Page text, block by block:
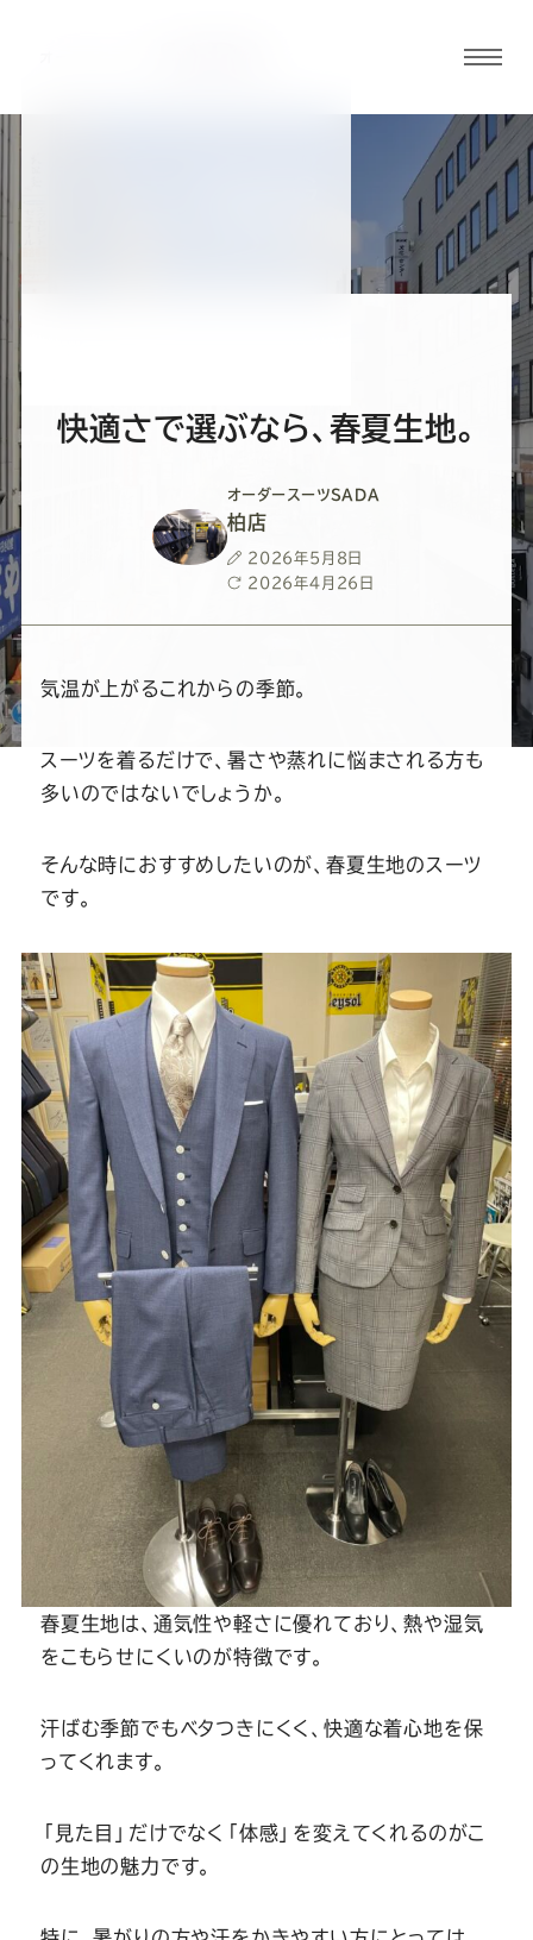
ルメ
ニュ
ーボ
タン
ー
ー
ツ
SADA
の
公
式
Youtube
ー
ー
ツ
SADA
の
公
式
Facebook
ー
ー
ー
ツ
SADA
の
公
式
Twitter
ー
ー
ー
ツ
SADA
の
公
式
Instagram
ー
ツ
の
公
式
LINE
快適さで選ぶなら、春夏生地。
オーダースーツSADA
柏店
投
稿
2026年5月8日
最
日
2026年4月26日
気温が上がるこれからの季節。
スーツを着るだけで、暑さや蒸れに悩まされる方も
多いのではないでしょうか。
そんな時におすすめしたいのが、春夏生地のスーツ
です。
春夏生地は、通気性や軽さに優れており、熱や湿気
をこもらせにくいのが特徴です。
汗ばむ季節でもベタつきにくく、快適な着心地を保
ってくれます。
「見た目」だけでなく「体感」を変えてくれるのがこ
の生地の魅力です。